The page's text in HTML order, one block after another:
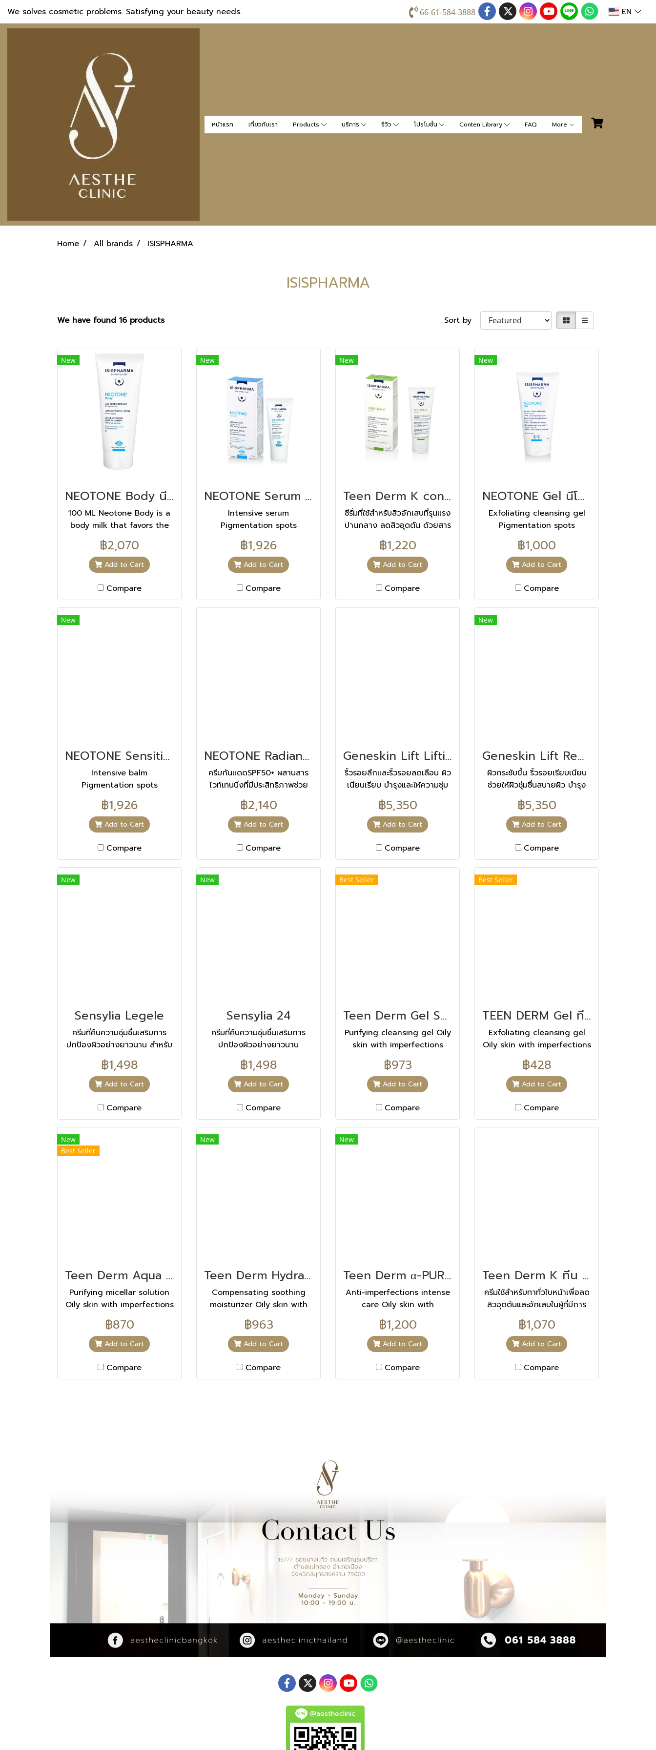
We solves cosmetic problems. Satisfying your beauty needs. 66-61-584-3888 EN
หน้าแรก เกี่ยวกับเรา Products บริการ รีวิว โปรโมชั่น Conten Library FAQ More
Home All brands ISISPHARMA
ISISPHARMA
We have found 16 products Sort by
New
NEOTONE Body นีโอโทน บอดี้ 100 ML
100 ML Neotone Body is a
body milk that favors the
elimination of dark spots. It
addresses all the
development stages of
dark spots (before, during
and after their
appearance) while making
the skin more supple and
smooth. HOW TO USE IT ?
the linea nigra, that
unsightly dark line.
Dermatologically tested
intense hydration. -NIGHT
USE- OUR CLINICAL
RESULTS Proven efficacy
Optimal tolerance and
intense hydration up to 8
hours* * Instrumental test
STEARATE, SODIUM
HYDROXIDE, AMMONIUM
ACRYLOYLDIMETHYLTAURATE/VP
COPOLYMER, 1,2-
HEXANEDIOL,
POLYSILICONE-11,
TRIMETHOXYBENZYL
XANTHAN GUM, BUTYLENE
GLYCOL, CHLORPHENESIN,
SODIUM LEVULINATE,
PARFUM (FRAGRANCE),
DIACETYL BOLDINE Main
Assets PRESENT IN THE
DEPI-ACT COMPLEX
Diacetyl boldine Favors skin
lightening. Pure liquorice
extractComes from
liquorice root and has a
powerful depigmenting
effect. NiacinamideVitamin
from the B3 group that
฿2,070
Add to Cart
Compare
New
NEOTONE Serum นีโอโทน เซรั่ม 30 ML
Intensive serum
Pigmentation spots
corrects
฿1,926
Add to Cart
Compare
New
Teen Derm K concentrate
ซีรั่มที่ใช้สำหรับสิวอักเสบที่รุนแรง
ปานกลาง ลดสิวอุดตัน ด้วยสาร
สกัดจาก Avocado ที่ช่วย
ควบคุมความมัน และลดการอัด
เสบของสิวทำงานพร้อมกับสารที่
ให้ฤทธ์ิในการช่วยบรรเทาการ
อักเสบฆ่าเชื้อ และควบคุมความ
มัน อย่างล้ำลึก
฿1,220
Add to Cart
Compare
New
NEOTONE Gel นีโอโทนเจล 150 ML
Exfoliating cleansing gel
Pigmentation spots
Corrects
฿1,000
Add to Cart
Compare
New
NEOTONE Sensitive นีโอโทน เซนซิทีฟ 30 ML
Intensive balm
Pigmentation spots
Corrects
฿1,926
Add to Cart
Compare
NEOTONE Radiance SPF 50+ นีโอโทน เรเดียนซ์ 30 ML
ครีมกันแดดSPF50+ ผสานสาร
ไวท์เทนนิ่งที่มีประสิทธิภาพช่วย
ป้องกันและบรรเทาฝ้า กระ จุด
ด่างดำ ช่วยให้สีผิวที่เข้มกว่าปกติ
จุดด่างดำฝ้า กระดูจางลงและ
กระจ่างใสขึ้น
฿2,140
Add to Cart
Compare
Geneskin Lift Lifting Serum
ริ้วรอยลึกและริ้วรอยลดเลือน ผิว
เนียนเรียบ บำรุงและให้ความชุ่ม
ชื่นยาวนาน 8 ชั่วโมง
฿5,350
Add to Cart
Compare
New
Geneskin Lift Redensifying Gel Balm
ผิวกระชับขึ้น ริ้วรอยเรียบเนียน
ช่วยให้ผิวชุ่มชื่นสบายผิว บำรุง
และให้ความชุ่มชื่นยาวนาน 8
ชั่วโมง
฿5,350
Add to Cart
Compare
New
Sensylia Legele
ครีมที่คืนความชุ่มชื่นเสริมการ
ปกป้องผิวอย่างยาวนาน สำหรับ
ผิวมัน นวัตกรรมใหม่ในเนื้อครีมที่
ช่วยให้ผิวที่ขาดน้ำ และถูกทำลาย
คืนความชุ่มชื่นตลอด 24 ชั่วโมง
฿1,498
Add to Cart
Compare
New
Sensylia 24
ครีมที่คืนความชุ่มชื่นเสริมการ
ปกป้องผิวอย่างยาวนาน
฿1,498
Add to Cart
Compare
Best Seller
Teen Derm Gel Sensitive ทีน เดิม เจล เซ็นซิทีฟ 250ML
Purifying cleansing gel Oily
skin with imperfections
Cleanses
฿973
Add to Cart
Compare
Best Seller
TEEN DERM Gel ทีน เดิม เจล 40 ML
Exfoliating cleansing gel
Oily skin with imperfections
Cleanses
฿428
Add to Cart
Compare
New
Best Seller
Teen Derm Aqua ทีน เดิม อควา 250 ML
Purifying micellar solution
Oily skin with imperfections
Cleanses
฿870
Add to Cart
Compare
New
Teen Derm Hydra ทีน เดิม ไฮดรา 40 ML
Compensating soothing
moisturizer Oily skin with
imperfections Corrects
฿963
Add to Cart
Compare
New
Teen Derm α-PURE ทีน เดิม อัลฟ่า เพียว 30 ML
Anti-imperfections intense
care Oily skin with
imperfections Corrects
฿1,200
Add to Cart
Compare
Teen Derm K ทีน เดิม เค 40 ML
ครีมใช้สำหรับทาทั่วใบหน้าเพื่อลด
สิวอุดตันและอักเสบในผู้ที่มีการ
อักเสบและติดเชื้อของสิว ลด
ความมันบนใบหน้าตลอดวัน
ยับยั้งสิวที่เกิดจากฮอร์โมน
฿1,070
Add to Cart
Compare
@aestheclinic